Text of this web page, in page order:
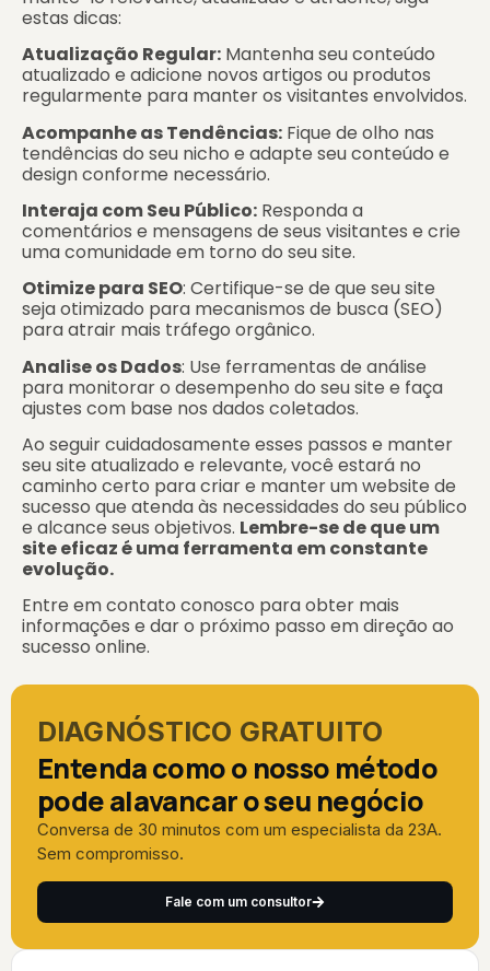
estas dicas:
Atualização Regular: Mantenha seu conteúdo
atualizado e adicione novos artigos ou produtos
regularmente para manter os visitantes envolvidos.
Acompanhe as Tendências: Fique de olho nas
tendências do seu nicho e adapte seu conteúdo e
design conforme necessário.
Interaja com Seu Público: Responda a
comentários e mensagens de seus visitantes e crie
uma comunidade em torno do seu site.
Otimize para SEO: Certifique-se de que seu site
seja otimizado para mecanismos de busca (SEO)
para atrair mais tráfego orgânico.
Analise os Dados: Use ferramentas de análise
para monitorar o desempenho do seu site e faça
ajustes com base nos dados coletados.
Ao seguir cuidadosamente esses passos e manter
seu site atualizado e relevante, você estará no
caminho certo para criar e manter um website de
sucesso que atenda às necessidades do seu público
e alcance seus objetivos. Lembre-se de que um
site eficaz é uma ferramenta em constante
evolução.
Entre em contato conosco para obter mais
informações e dar o próximo passo em direção ao
sucesso online.
DIAGNÓSTICO GRATUITO
Entenda como o nosso método
pode alavancar o seu negócio
Conversa de 30 minutos com um especialista da 23A.
Sem compromisso.
Fale com um consultor